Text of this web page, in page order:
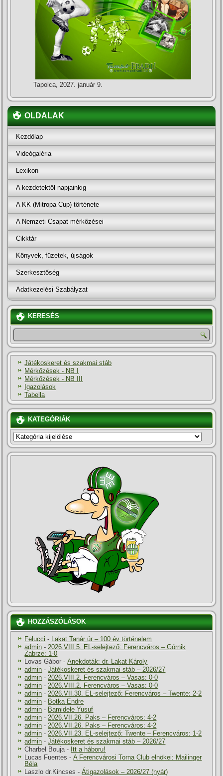
Tapolca, 2027. január 9.
OLDALAK
Kezdőlap
Videógaléria
Lexikon
A kezdetektől napjainkig
A KK (Mitropa Cup) története
A Nemzeti Csapat mérkőzései
Cikktár
Könyvek, füzetek, újságok
Szerkesztőség
Adatkezelési Szabályzat
KERESÉS
Játékoskeret és szakmai stáb
Mérkőzések - NB I
Mérkőzések - NB III
Igazolások
Tabella
KATEGÓRIÁK
KATEGÓRIÁK
HOZZÁSZÓLÁSOK
Felucci - Lakat Tanár úr – 100 év történelem
admin -2026.VIII.5. EL-selejtező: Ferencváros – Górnik
Zabrze: 1-0
Lovas Gábor -Anekdoták: dr. Lakat Károly
admin -Játékoskeret és szakmai stáb – 2026/27
admin -2026.VIII.2. Ferencváros – Vasas: 0-0
admin -2026.VIII.2. Ferencváros – Vasas: 0-0
admin -2026.VII.30. EL-selejtező: Ferencváros – Twente: 2-2
admin - Botka Endre
admin - Bamidele Yusuf
admin -2026.VII.26. Paks – Ferencváros: 4-2
admin -2026.VII.26. Paks – Ferencváros: 4-2
admin -2026.VII.23. EL-selejtező: Twente – Ferencváros: 1-2
admin -Játékoskeret és szakmai stáb – 2026/27
Charbel Bouja- Itt a háboru!
Lucas Fuentes -A Ferencvárosi Torna Club elnökei: Mailinger
Béla
Laszlo dr.Kincses -Átigazolások – 2026/27 (nyár)